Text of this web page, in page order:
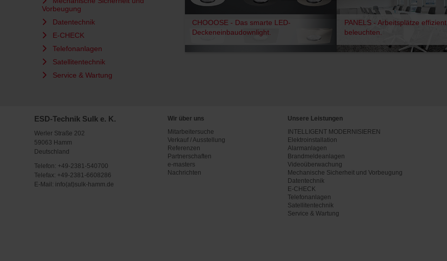
Vorbeugung
Datentechnik
E-CHECK
Telefonanlagen
Satellitentechnik
Service & Wartung
CHOOOSE - Das smarte LED-
Deckeneinbaudownlight.
PANELS - Arbeitsplätze effizient
beleuchten.
ESD-Technik Sulk e. K.
Werler Straße 202
59063 Hamm
Deutschland
Telefon: +49-2381-540700
Telefax: +49-2381-6608286
E-Mail: info(at)sulk-hamm.de
Wir über uns
Mitarbeitersuche
Verkauf / Ausstellung
Referenzen
Partnerschaften
e-masters
Nachrichten
Unsere Leistungen
INTELLIGENT MODERNISIEREN
Elektroinstallation
Alarmanlagen
Brandmeldeanlagen
Videoüberwachung
Mechanische Sicherheit und Vorbeugung
Datentechnik
E-CHECK
Telefonanlagen
Satellitentechnik
Service & Wartung